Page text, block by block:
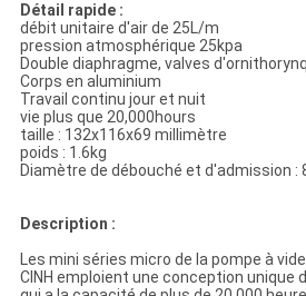
Détail rapide :
débit unitaire d'air de 25L/m
pression atmosphérique 25kpa
Double diaphragme, valves
Corps en aluminium
Travail continu jour et nuit
vie plus que 20,000hours
taille : 132x116x69 millimètre
poids : 1.6kg
Diamètre de débouché et d'admission :
Description :
Les mini séries micro de la pompe à vide
CINH emploient une conception unique